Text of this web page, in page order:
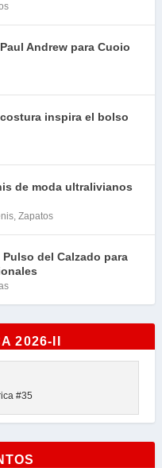
Andrew para Cuoio
inspira el bolso
de moda ultralivianos
, Zapatos
del Calzado para
2026-II
#35